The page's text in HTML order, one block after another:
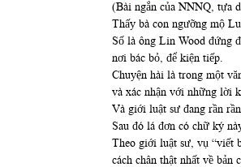
(Bài ngắn của NNNQ, tựa
Thấy bà con ngưỡng mộ
Số là ông Lin Wood đứng
nơi bác bỏ, để kiện tiếp.
Chuyện hài là trong một
và xác nhận với những lời
Và giới luật sư đang rần
Sau đó lá đơn có chữ ký
Theo giới luật sư, vụ “viết
cách chân thật nhất về